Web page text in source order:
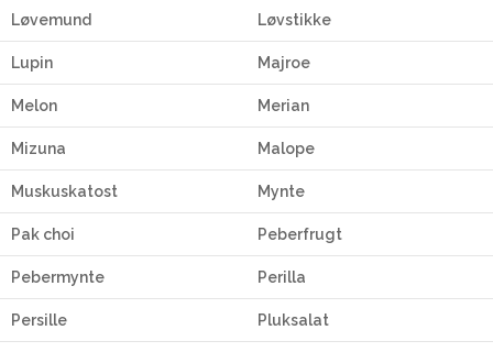
Løvemund Løvstikke
Lupin Majroe
Melon Merian
Mizuna Malope
Muskuskatost Mynte
Pak choi Peberfrugt
Pebermynte Perilla
Persille Pluksalat